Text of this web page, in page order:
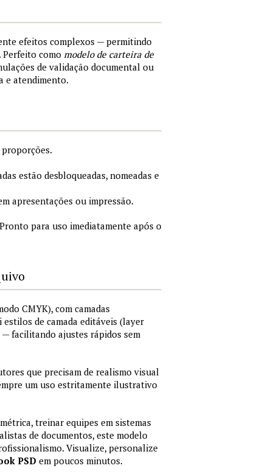
efeitos complexos — permitindo
como modelo de carteira de
de validação documental ou
e atendimento.
estão desbloqueadas, nomeadas e
apresentações ou impressão.
para uso imediatamente após o
CMYK), com camadas
de camada editáveis (layer
facilitando ajustes rápidos sem
que precisam de realismo visual
um uso estritamente ilustrativo
treinar equipes em sistemas
de documentos, este modelo
Visualize, personalize
PSD em poucos minutos.